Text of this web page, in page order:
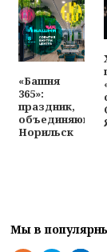
«Башня
365»:
праздник,
объединяющий
Норильск
Мы в